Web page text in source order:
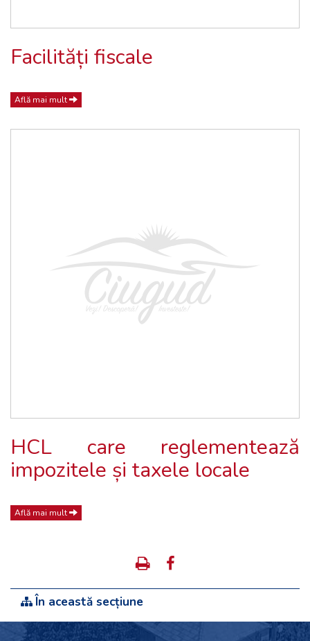
Facilități fiscale
Află mai mult
HCL care reglementează
impozitele și taxele locale
Află mai mult
În această secțiune